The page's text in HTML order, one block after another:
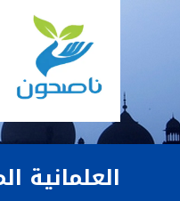
العلمانية